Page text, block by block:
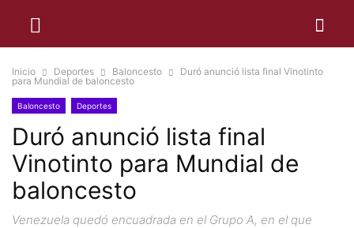
Inicio Deportes Baloncesto
Duró anunció lista final Vinotinto
para Mundial de baloncesto
Baloncesto Deportes
Duró anunció lista final
Vinotinto para Mundial de
baloncesto
Venezuela quedó encuadrada en el Grupo A, en el que